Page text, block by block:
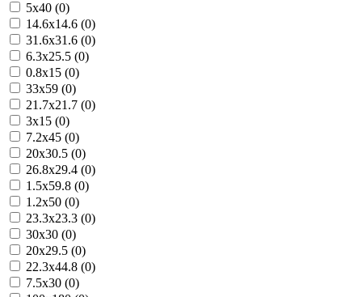
5x40 (0)
14.6x14.6 (0)
31.6x31.6 (0)
6.3x25.5 (0)
0.8x15 (0)
33x59 (0)
21.7x21.7 (0)
3x15 (0)
7.2x45 (0)
20x30.5 (0)
26.8x29.4 (0)
1.5x59.8 (0)
1.2x50 (0)
23.3x23.3 (0)
30x30 (0)
20x29.5 (0)
22.3x44.8 (0)
7.5x30 (0)